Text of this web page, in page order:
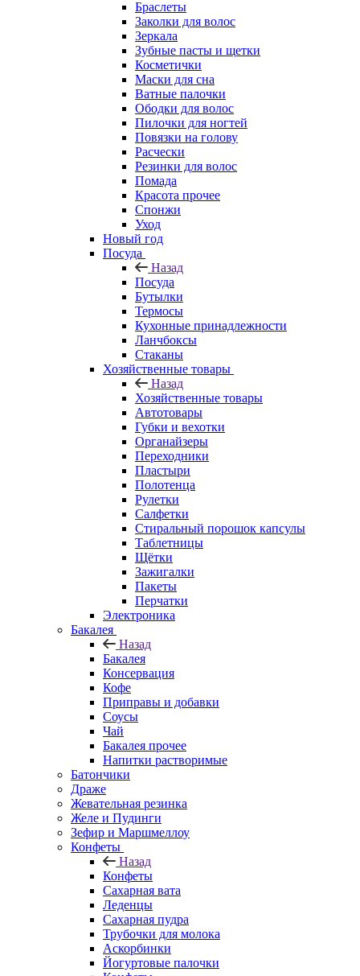
Браслеты
Заколки для волос
Зеркала
Зубные пасты и щетки
Косметички
Маски для сна
Ватные палочки
Ободки для волос
Пилочки для ногтей
Повязки на голову
Расчески
Резинки для волос
Помада
Красота прочее
Спонжи
Уход
Новый год
Посуда
Назад
Посуда
Бутылки
Термосы
Кухонные принадлежности
Ланчбоксы
Стаканы
Хозяйственные товары
Назад
Хозяйственные товары
Автотовары
Губки и вехотки
Органайзеры
Переходники
Пластыри
Полотенца
Рулетки
Салфетки
Стиральный порошок капсулы
Таблетницы
Щётки
Зажигалки
Пакеты
Перчатки
Электроника
Бакалея
Назад
Бакалея
Консервация
Кофе
Приправы и добавки
Соусы
Чай
Бакалея прочее
Напитки растворимые
Батончики
Драже
Жевательная резинка
Желе и Пудинги
Зефир и Маршмеллоу
Конфеты
Назад
Конфеты
Сахарная вата
Леденцы
Сахарная пудра
Трубочки для молока
Аскорбинки
Йогуртовые палочки